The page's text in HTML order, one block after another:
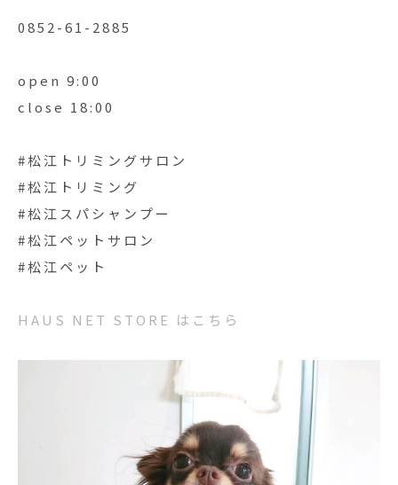
0852-61-2885
open 9:00
close 18:00
#松江トリミングサロン
#松江トリミング
#松江スパシャンプー
#松江ペットサロン
#松江ペット
HAUS NET STORE はこちら